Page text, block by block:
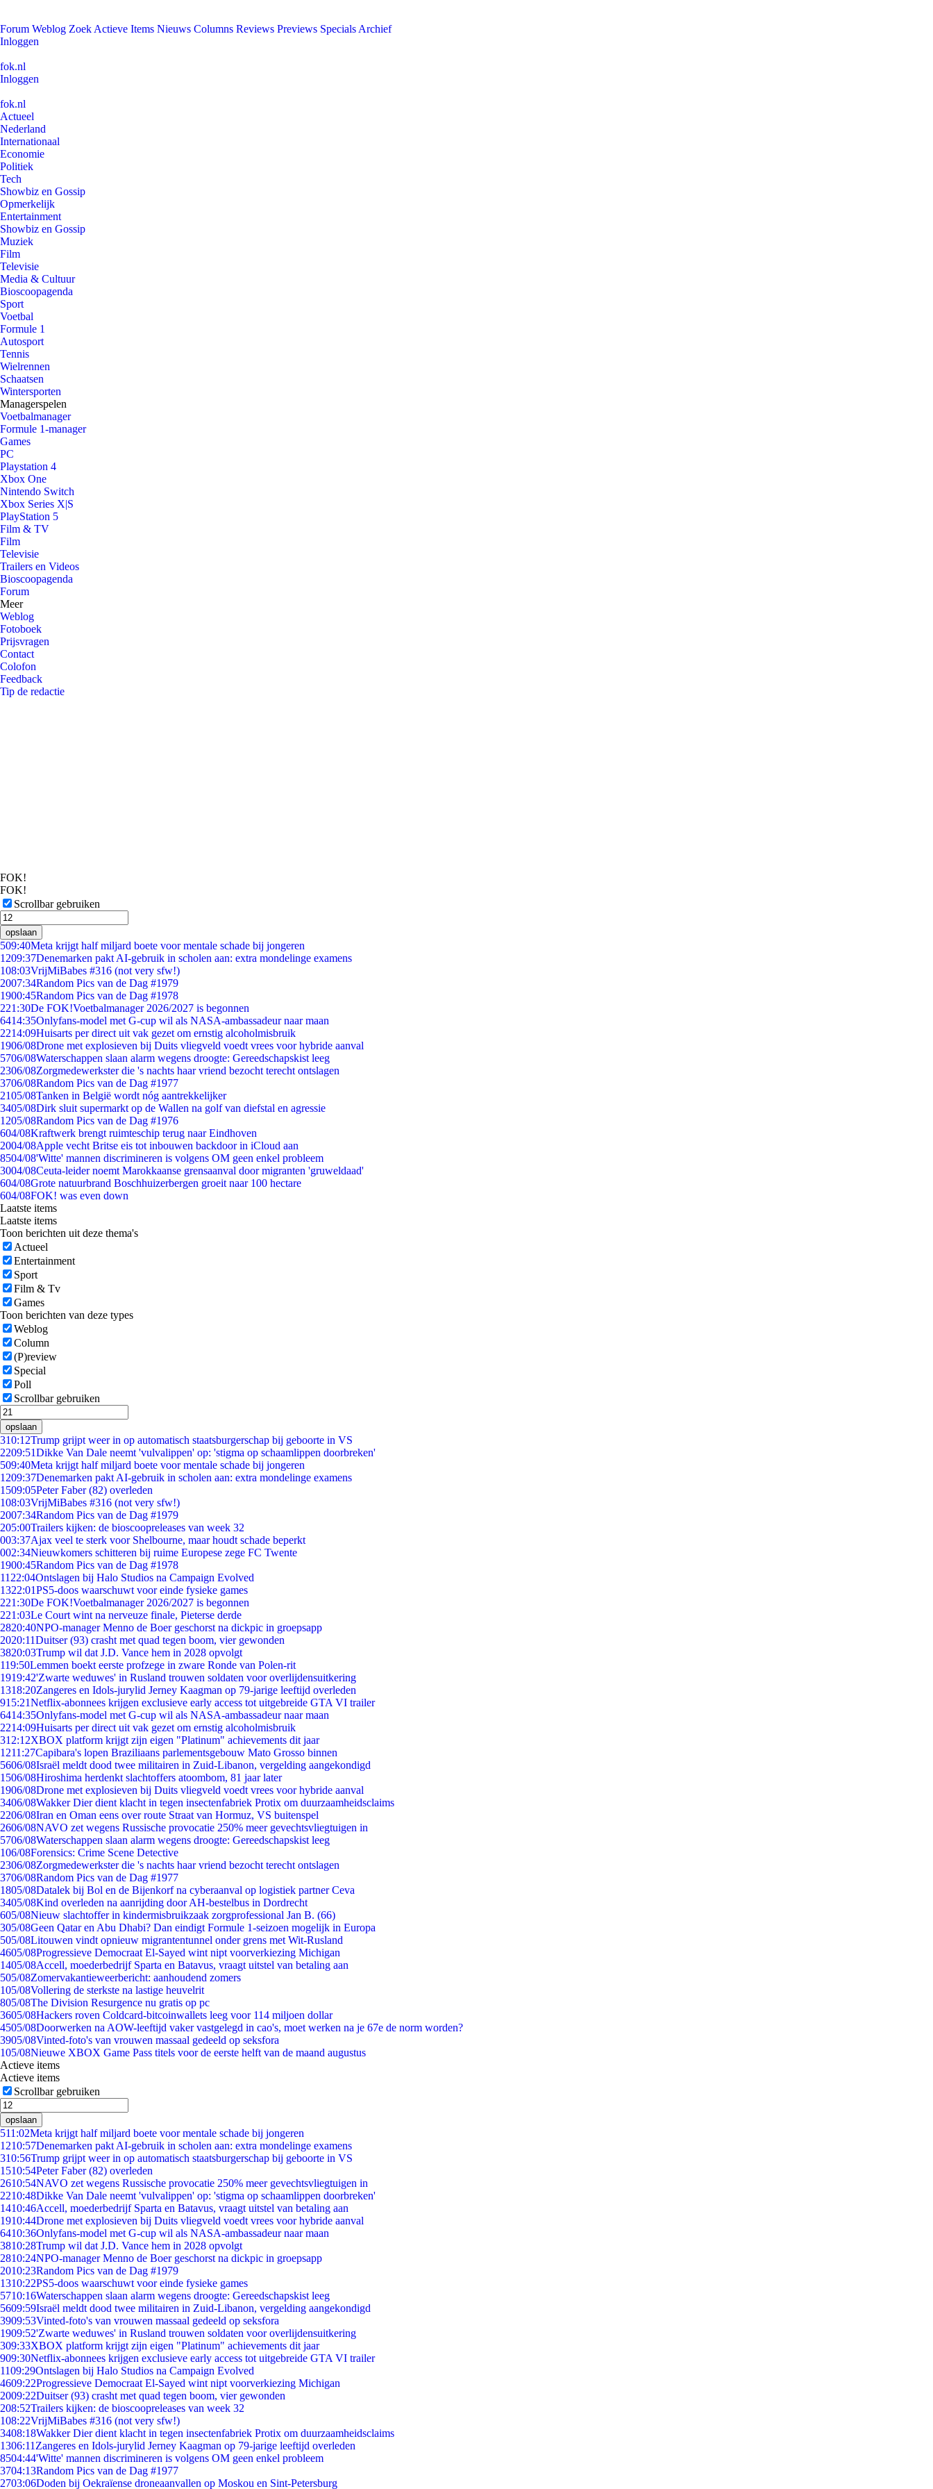
Forum Weblog Zoek Actieve Items Nieuws Columns Reviews Previews Specials Archief
Inloggen
fok.nl
Inloggen
fok.nl
Actueel
Nederland
Internationaal
Economie
Politiek
Tech
Showbiz en Gossip
Opmerkelijk
Entertainment
Showbiz en Gossip
Muziek
Film
Televisie
Media & Cultuur
Bioscoopagenda
Sport
Voetbal
Formule 1
Autosport
Tennis
Wielrennen
Schaatsen
Wintersporten
Managerspelen
Voetbalmanager
Formule 1-manager
Games
PC
Playstation 4
Xbox One
Nintendo Switch
Xbox Series X|S
PlayStation 5
Film & TV
Film
Televisie
Trailers en Videos
Bioscoopagenda
Forum
Meer
Weblog
Fotoboek
Prijsvragen
Contact
Colofon
Feedback
Tip de redactie
FOK!
FOK!
Scrollbar gebruiken
opslaan
509:40Meta krijgt half miljard boete voor mentale schade bij jongeren
1209:37Denemarken pakt AI-gebruik in scholen aan: extra mondelinge examens
108:03VrijMiBabes #316 (not very sfw!)
2007:34Random Pics van de Dag #1979
1900:45Random Pics van de Dag #1978
221:30De FOK!Voetbalmanager 2026/2027 is begonnen
6414:35Onlyfans-model met G-cup wil als NASA-ambassadeur naar maan
2214:09Huisarts per direct uit vak gezet om ernstig alcoholmisbruik
1906/08Drone met explosieven bij Duits vliegveld voedt vrees voor hybride aanval
5706/08Waterschappen slaan alarm wegens droogte: Gereedschapskist leeg
2306/08Zorgmedewerkster die 's nachts haar vriend bezocht terecht ontslagen
3706/08Random Pics van de Dag #1977
2105/08Tanken in België wordt nóg aantrekkelijker
3405/08Dirk sluit supermarkt op de Wallen na golf van diefstal en agressie
1205/08Random Pics van de Dag #1976
604/08Kraftwerk brengt ruimteschip terug naar Eindhoven
2004/08Apple vecht Britse eis tot inbouwen backdoor in iCloud aan
8504/08'Witte' mannen discrimineren is volgens OM geen enkel probleem
3004/08Ceuta-leider noemt Marokkaanse grensaanval door migranten 'gruweldaad'
604/08Grote natuurbrand Boschhuizerbergen groeit naar 100 hectare
604/08FOK! was even down
Laatste items
Laatste items
Toon berichten uit deze thema's
Actueel
Entertainment
Sport
Film & Tv
Games
Toon berichten van deze types
Weblog
Column
(P)review
Special
Poll
Scrollbar gebruiken
opslaan
310:12Trump grijpt weer in op automatisch staatsburgerschap bij geboorte in VS
2209:51Dikke Van Dale neemt 'vulvalippen' op: 'stigma op schaamlippen doorbreken'
509:40Meta krijgt half miljard boete voor mentale schade bij jongeren
1209:37Denemarken pakt AI-gebruik in scholen aan: extra mondelinge examens
1509:05Peter Faber (82) overleden
108:03VrijMiBabes #316 (not very sfw!)
2007:34Random Pics van de Dag #1979
205:00Trailers kijken: de bioscoopreleases van week 32
003:37Ajax veel te sterk voor Shelbourne, maar houdt schade beperkt
002:34Nieuwkomers schitteren bij ruime Europese zege FC Twente
1900:45Random Pics van de Dag #1978
11 22:04Ontslagen bij Halo Studios na Campaign Evolved
1322:01PS5-doos waarschuwt voor einde fysieke games
221:30De FOK!Voetbalmanager 2026/2027 is begonnen
221:03Le Court wint na nerveuze finale, Pieterse derde
2820:40NPO-manager Menno de Boer geschorst na dickpic in groepsapp
2020:11Duitser (93) crasht met quad tegen boom, vier gewonden
3820:03Trump wil dat J.D. Vance hem in 2028 opvolgt
119:50Lemmen boekt eerste profzege in zware Ronde van Polen-rit
1919:42'Zwarte weduwes' in Rusland trouwen soldaten voor overlijdensuitkering
1318:20Zangeres en Idols-jurylid Jerney Kaagman op 79-jarige leeftijd overleden
915:21Netflix-abonnees krijgen exclusieve early access tot uitgebreide GTA VI trailer
6414:35Onlyfans-model met G-cup wil als NASA-ambassadeur naar maan
2214:09Huisarts per direct uit vak gezet om ernstig alcoholmisbruik
312:12XBOX platform krijgt zijn eigen "Platinum" achievements dit jaar
1211:27Capibara's lopen Braziliaans parlementsgebouw Mato Grosso binnen
5606/08Israël meldt dood twee militairen in Zuid-Libanon, vergelding aangekondigd
1506/08Hiroshima herdenkt slachtoffers atoombom, 81 jaar later
1906/08Drone met explosieven bij Duits vliegveld voedt vrees voor hybride aanval
3406/08Wakker Dier dient klacht in tegen insectenfabriek Protix om duurzaamheidsclaims
2206/08Iran en Oman eens over route Straat van Hormuz, VS buitenspel
2606/08NAVO zet wegens Russische provocatie 250% meer gevechtsvliegtuigen in
5706/08Waterschappen slaan alarm wegens droogte: Gereedschapskist leeg
106/08Forensics: Crime Scene Detective
2306/08Zorgmedewerkster die 's nachts haar vriend bezocht terecht ontslagen
3706/08Random Pics van de Dag #1977
1805/08Datalek bij Bol en de Bijenkorf na cyberaanval op logistiek partner Ceva
3405/08Kind overleden na aanrijding door AH-bestelbus in Dordrecht
605/08Nieuw slachtoffer in kindermisbruikzaak zorgprofessional Jan B. (66)
305/08Geen Qatar en Abu Dhabi? Dan eindigt Formule 1-seizoen mogelijk in Europa
505/08Litouwen vindt opnieuw migrantentunnel onder grens met Wit-Rusland
4605/08Progressieve Democraat El-Sayed wint nipt voorverkiezing Michigan
1405/08Accell, moederbedrijf Sparta en Batavus, vraagt uitstel van betaling aan
505/08Zomervakantieweerbericht: aanhoudend zomers
105/08Vollering de sterkste na lastige heuvelrit
805/08The Division Resurgence nu gratis op pc
3605/08Hackers roven Coldcard-bitcoinwallets leeg voor 114 miljoen dollar
4505/08Doorwerken na AOW-leeftijd vaker vastgelegd in cao's, moet werken na je 67e de norm worden?
3905/08Vinted-foto's van vrouwen massaal gedeeld op seksfora
105/08Nieuwe XBOX Game Pass titels voor de eerste helft van de maand augustus
Actieve items
Actieve items
Scrollbar gebruiken
opslaan
511:02Meta krijgt half miljard boete voor mentale schade bij jongeren
1210:57Denemarken pakt AI-gebruik in scholen aan: extra mondelinge examens
310:56Trump grijpt weer in op automatisch staatsburgerschap bij geboorte in VS
1510:54Peter Faber (82) overleden
2610:54NAVO zet wegens Russische provocatie 250% meer gevechtsvliegtuigen in
2210:48Dikke Van Dale neemt 'vulvalippen' op: 'stigma op schaamlippen doorbreken'
1410:46Accell, moederbedrijf Sparta en Batavus, vraagt uitstel van betaling aan
1910:44Drone met explosieven bij Duits vliegveld voedt vrees voor hybride aanval
6410:36Onlyfans-model met G-cup wil als NASA-ambassadeur naar maan
3810:28Trump wil dat J.D. Vance hem in 2028 opvolgt
2810:24NPO-manager Menno de Boer geschorst na dickpic in groepsapp
2010:23Random Pics van de Dag #1979
1310:22PS5-doos waarschuwt voor einde fysieke games
5710:16Waterschappen slaan alarm wegens droogte: Gereedschapskist leeg
5609:59Israël meldt dood twee militairen in Zuid-Libanon, vergelding aangekondigd
3909:53Vinted-foto's van vrouwen massaal gedeeld op seksfora
1909:52'Zwarte weduwes' in Rusland trouwen soldaten voor overlijdensuitkering
309:33XBOX platform krijgt zijn eigen "Platinum" achievements dit jaar
909:30Netflix-abonnees krijgen exclusieve early access tot uitgebreide GTA VI trailer
1109:29Ontslagen bij Halo Studios na Campaign Evolved
4609:22Progressieve Democraat El-Sayed wint nipt voorverkiezing Michigan
2009:22Duitser (93) crasht met quad tegen boom, vier gewonden
208:52Trailers kijken: de bioscoopreleases van week 32
108:22VrijMiBabes #316 (not very sfw!)
3408:18Wakker Dier dient klacht in tegen insectenfabriek Protix om duurzaamheidsclaims
1306:11 Zangeres en Idols-jurylid Jerney Kaagman op 79-jarige leeftijd overleden
8504:44'Witte' mannen discrimineren is volgens OM geen enkel probleem
3704:13Random Pics van de Dag #1977
2703:06Doden bij Oekraïense droneaanvallen op Moskou en Sint-Petersburg